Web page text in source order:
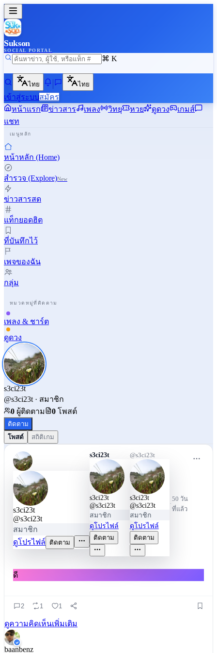
Sukson
SOCIAL PORTAL
⌘ K
ไทย ไทย
เข้าสู่ระบบสมัคร
หน้าแรก
ข่าวสาร เพลง วิทยุ หวย ดูดวง
เกมส์
แชท
เมนูหลัก
หน้าหลัก (Home)
สำรวจ (Explore)New
ข่าวสารสด
แท็กยอดฮิต
ที่บันทึกไว้
เพจของฉัน
กลุ่ม
หมวดหมู่ที่ติดตาม
เพลง & ชาร์ต
ดูดวง
s3ci23t
@s3ci23t · สมาชิก
0 ผู้ติดตาม 0 โพสต์
ติดตาม
โพสต์
สถิติเกม
s3ci23t
@s3ci23t
สมาชิก
ดูโปรไฟล์
ติดตาม
s3ci23t
s3ci23t
@s3ci23t
สมาชิก
ดูโปรไฟล์
ติดตาม
@s3ci23t
s3ci23t
@s3ci23t
สมาชิก
ดูโปรไฟล์
ติดตาม
·
50 วัน
ที่แล้ว
ดี
2 1 1
ดูความคิดเห็นเพิ่มเติม
baanbenz